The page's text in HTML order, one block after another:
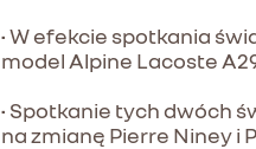
• W efekcie spotkania
model Alpine Lacoste
• Spotkanie tych dwóch
na zmianę Pierre Niney i